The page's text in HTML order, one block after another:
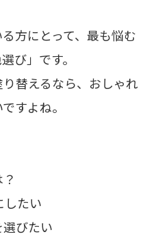
方にとって、最も悩む
び」です。
替えるなら、おしゃれ
すよね。
したい
びたい